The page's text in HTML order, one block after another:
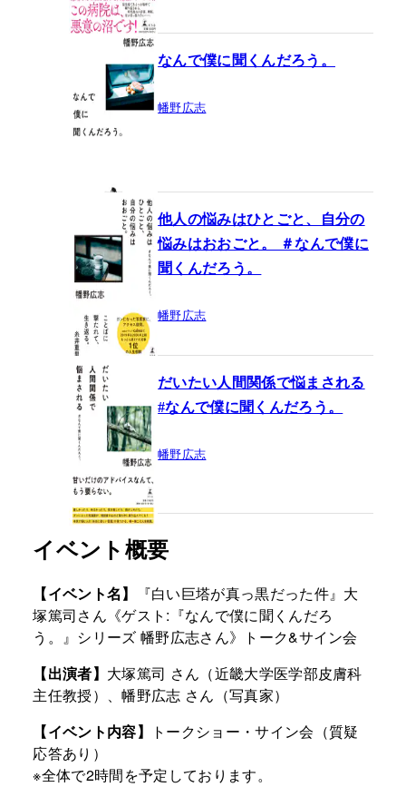
なんで僕に聞くんだろう。
幡野広志
他人の悩みはひとごと、自分の
悩みはおおごと。 ＃なんで僕に
聞くんだろう。
幡野広志
だいたい人間関係で悩まされる
#なんで僕に聞くんだろう。
幡野広志
イベント概要
【イベント名】
『白い巨塔が真っ黒だった件』大
塚篤司さん《ゲスト:『なんで僕に聞くんだろ
う。』シリーズ 幡野広志さん》トーク&サイン会
【出演者】 大塚篤司 さん（近畿大学医学部皮膚科
主任教授）、幡野広志 さん（写真家）
【イベント内容】
トークショー・サイン会（質疑
応答あり）
※全体で2時間を予定しております。